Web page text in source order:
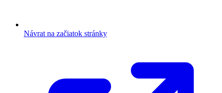
Návrat na začiatok stránky